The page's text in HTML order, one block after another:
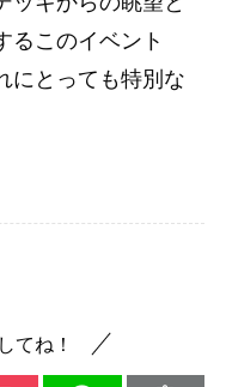
るこのイベント
にとっても特別な
てね！